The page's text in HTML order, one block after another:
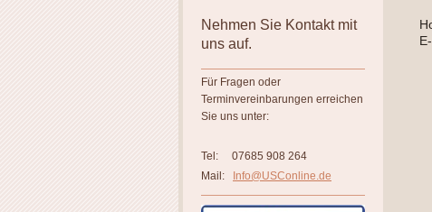
Nehmen Sie Kontakt mit
uns auf.
Für Fragen oder
Terminvereinbarungen erreichen
Sie uns unter:
Tel:
07685 908 264
Mail:
Info@USConline.de